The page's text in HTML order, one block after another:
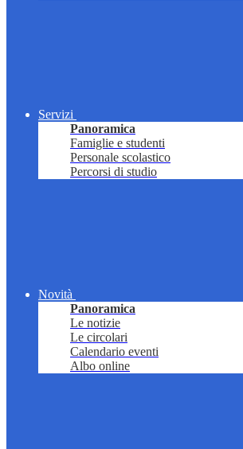
Servizi
Panoramica
Famiglie e studenti
Personale scolastico
Percorsi di studio
Novità
Panoramica
Le notizie
Le circolari
Calendario eventi
Albo online